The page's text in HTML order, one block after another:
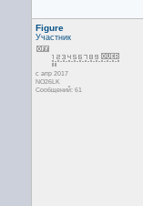
Figure
Участник
с апр 2017
NO26LK
Сообщений: 61